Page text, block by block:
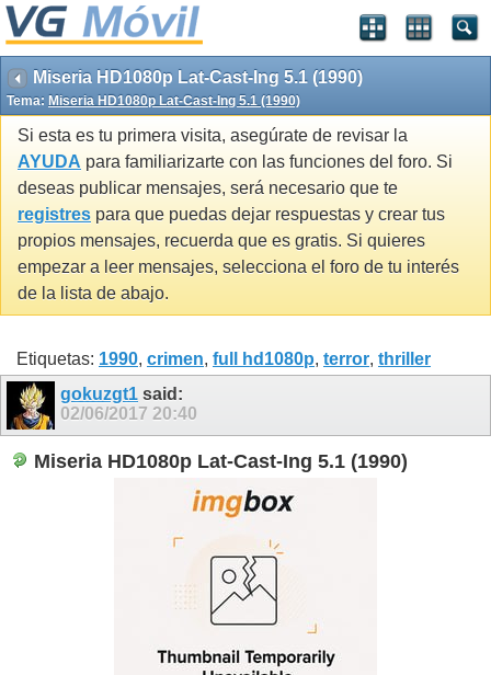
Miseria HD1080p Lat-Cast-Ing 5.1 (1990)
Tema: Miseria HD1080p Lat-Cast-Ing 5.1 (1990)
Si esta es tu primera visita, asegúrate de revisar la
AYUDA para familiarizarte con las funciones del foro. Si
deseas publicar mensajes, será necesario que te
registres para que puedas dejar respuestas y crear tus
propios mensajes, recuerda que es gratis. Si quieres
empezar a leer mensajes, selecciona el foro de tu interés
de la lista de abajo.
Etiquetas: 1990, crimen, full hd1080p, terror, thriller
gokuzgt1 said:
02/06/2017 20:40
Miseria HD1080p Lat-Cast-Ing 5.1 (1990)